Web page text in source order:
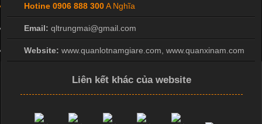
Hotine 0906 888 300A Nghĩa
Email: qltrungmai@gmail.com
Website: www.quanlotnamgiare.com, www.quanxinam.com
Liên kết khác của website